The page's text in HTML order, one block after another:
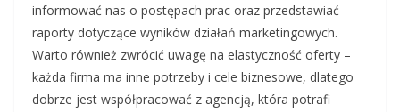
informować nas o postępach prac oraz przedstawiać
raporty dotyczące wyników działań marketingowych.
Warto również zwrócić uwagę na elastyczność oferty –
każda firma ma inne potrzeby i cele biznesowe, dlatego
dobrze jest współpracować z agencją, która potrafi